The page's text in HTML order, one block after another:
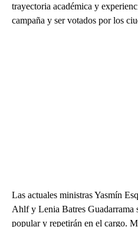
trayectoria académica y
campaña y ser votados por los
Las actuales ministras Yasmín
Ahlf y Lenia Batres Guadarrama
popular y repetirán en el cargo.